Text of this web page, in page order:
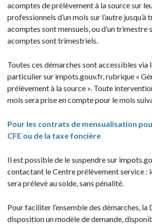
acomptes de prélèvement à la source sur
professionnels d’un mois sur l’autre jusqu’à
acomptes sont mensuels, ou d’un trimestre
acomptes sont trimestriels.
Toutes ces démarches sont accessibles via
particulier sur impots.gouv.fr, rubrique «
prélèvement à la source ». Toute
mois sera prise en compte pour le mois
Pour les contrats de mensualisation
CFE ou de la taxe foncière
Il est possible de le suspendre sur
contactant le Centre prélèvement service :
sera prélevé au solde, sans pénalité.
Pour faciliter l’ensemble des démarches, la
disposition un modèle de demande,